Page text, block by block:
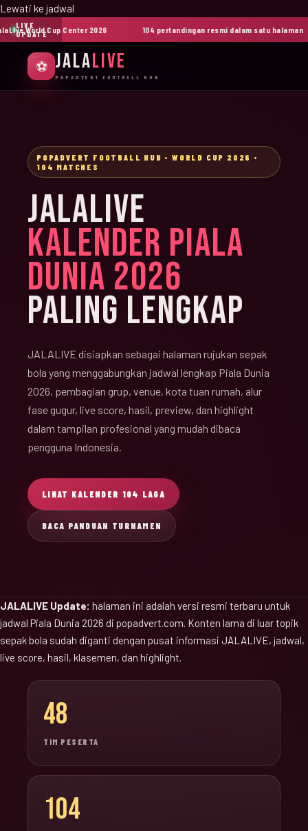
Lewati ke jadwal
LIVE
UPDATE
World Cup Center 2026 104 pertandingan resmi dalam satu halaman
⚽ JALALIVE
POPADVERT FOOTBALL HUB
POPADVERT FOOTBALL HUB • WORLD CUP 2026 •
104 MATCHES
JALALIVE
KALENDER PIALA
DUNIA 2026
PALING LENGKAP
JALALIVE disiapkan sebagai halaman rujukan sepak
bola yang menggabungkan jadwal lengkap Piala Dunia
2026, pembagian grup, venue, kota tuan rumah, alur
fase gugur, live score, hasil, preview, dan highlight
dalam tampilan profesional yang mudah dibaca
pengguna Indonesia.
LIHAT KALENDER 104 LAGA
BACA PANDUAN TURNAMEN
JALALIVE Update: halaman ini adalah versi resmi terbaru untuk
jadwal Piala Dunia 2026 di popadvert.com. Konten lama di luar topik
sepak bola sudah diganti dengan pusat informasi JALALIVE, jadwal,
live score, hasil, klasemen, dan highlight.
48
TIM PESERTA
104